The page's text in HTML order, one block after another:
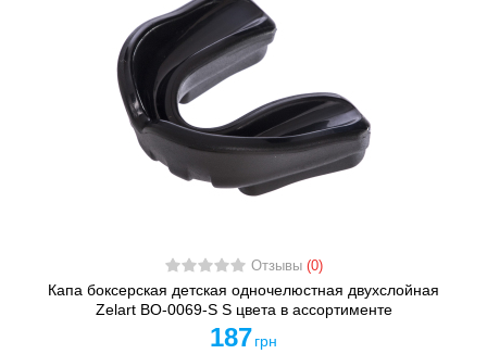
Отзывы (0)
Капа боксерская детская одночелюстная двухслойная
Zelart BO-0069-S S цвета в ассортименте
187 грн